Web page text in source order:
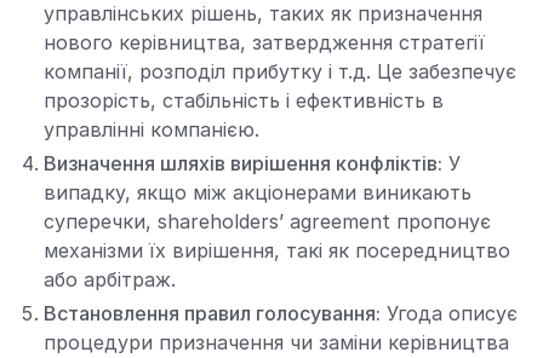
управлінських рішень, таких як призначення
нового керівництва, затвердження стратегії
компанії, розподіл прибутку і т.д. Це забезпечує
прозорість, стабільність і ефективність в
управлінні компанією.
Визначення шляхів вирішення конфліктів: У
випадку, якщо між акціонерами виникають
суперечки, shareholders’ agreement пропонує
механізми їх вирішення, такі як посередництво
або арбітраж.
Встановлення правил голосування: Угода описує
процедури призначення чи заміни керівництва